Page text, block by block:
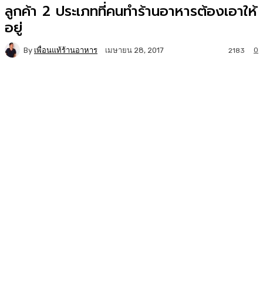
ลูกค้า 2 ประเภทที่คนทำร้านอาหารต้องเอาให้
อยู่
By เพื่อนแท้ร้านอาหาร เมษายน 28, 2017 0
2183